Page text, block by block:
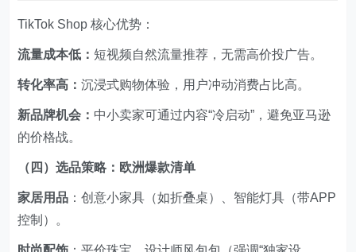
TikTok Shop 核心优势：
流量成本低：短视频自然流量推荐，无需高价投广告。
转化率高：沉浸式购物体验，用户冲动消费占比高。
新品牌机会： 中小卖家可通过内容“冷启动”，避免亚马逊
的价格战。
（四）选品策略：欧洲爆款清单
家居用品 ：创意小家具（如折叠桌）、智能灯具（带APP
控制）。